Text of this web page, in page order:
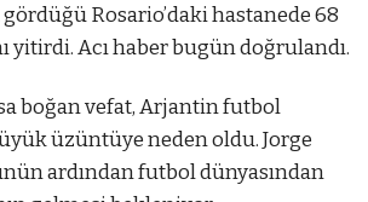
Rosario’daki hastanede 68
yitirdi. Acı haber bugün doğrulandı.
boğan vefat, Arjantin futbol
üzüntüye neden oldu. Jorge
ardından futbol dünyasından